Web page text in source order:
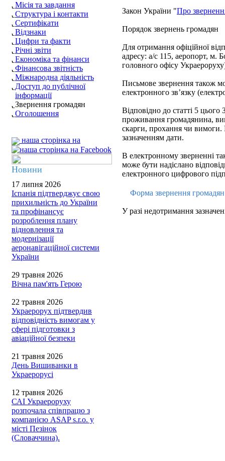
Місія та завдання
Структура і контакти
Сертифікати
Відзнаки
Цифри та факти
Річні звіти
Економіка та фінанси
Фінансова звітність
Міжнародна діяльність
Доступ до публічної
інформації
Звернення громадян
Оголошення
наша сторінка на
Новини
17 липня 2026
Іспанія підтверджує свою
прихильність до України
та профінансує
розроблення плану
відновлення та
модернізації
аеронавігаційної системи
України
29 травня 2026
Вічна пам'ять Герою
22 травня 2026
Украерорух підтвердив
відповідність вимогам у
сфері підготовки з
авіаційної безпеки
21 травня 2026
День Вишиванки в
Украерорусі
12 травня 2026
САІ Украероруху
розпочала співпрацю з
компанією ASAP s.r.o. у
місті Пезінок
(Словаччина).
Закон України "Про
Порядок звернень громадян
Для отримання офіційної
адресу: а/с 115, аеропорт, м.
головного офісу
Письмове звернення також
електронного зв’язку
Відповідно до статті 5 цього
проживання громадянина,
скарги, прохання чи вимоги.
зазначенням дати.
В електронному зверненні
може бути надіслано
електронного цифрового
Форма звернення
У разі недотримання